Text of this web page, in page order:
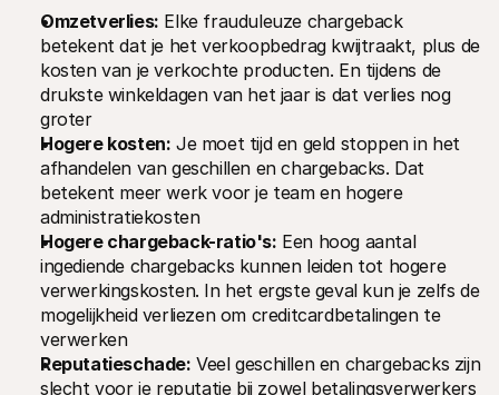
Omzetverlies: Elke frauduleuze chargeback
betekent dat je het verkoopbedrag kwijtraakt, plus de
kosten van je verkochte producten. En tijdens de
drukste winkeldagen van het jaar is dat verlies nog
groter
Hogere kosten: Je moet tijd en geld stoppen in het
afhandelen van geschillen en chargebacks. Dat
betekent meer werk voor je team en hogere
administratiekosten
Hogere chargeback-ratio's: Een hoog aantal
ingediende chargebacks kunnen leiden tot hogere
verwerkingskosten. In het ergste geval kun je zelfs de
mogelijkheid verliezen om creditcardbetalingen te
verwerken
Reputatieschade: Veel geschillen en chargebacks zijn
slecht voor je reputatie bij zowel betalingsverwerkers